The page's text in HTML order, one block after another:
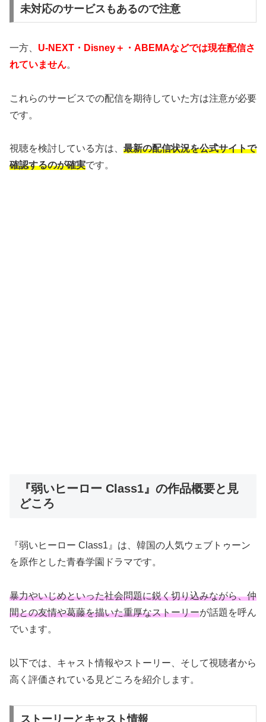
未対応のサービスもあるので注意
一方、 U-NEXT・Disney＋・ABEMAなどでは現在配信さ
れていません。
これらのサービスでの配信を期待していた方は注意が必要
です。
視聴を検討している方は、 最新の配信状況を公式サイトで
確認するのが確実です。
『弱いヒーロー Class1』の作品概要と見
どころ
『弱いヒーロー Class1』は、韓国の人気ウェブトゥーン
を原作とした青春学園ドラマです。
暴力やいじめといった社会問題に鋭く切り込みながら、仲
間との友情や葛藤を描いた重厚なストーリーが話題を呼ん
でいます。
以下では、キャスト情報やストーリー、そして視聴者から
高く評価されている見どころを紹介します。
ストーリーとキャスト情報